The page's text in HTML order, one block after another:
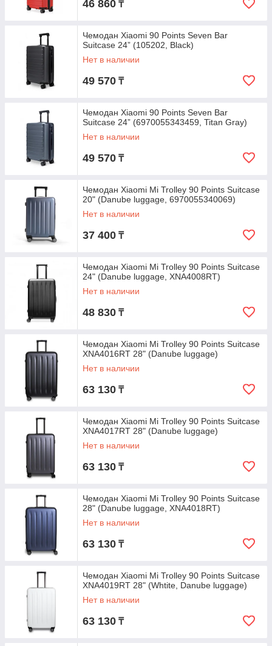
46 860 ₸
Чемодан Xiaomi 90 Points Seven Bar
Suitcase 24” (105202, Black)
Нет в наличии
49 570 ₸
Чемодан Xiaomi 90 Points Seven Bar
Suitcase 24” (6970055343459, Titan Gray)
Нет в наличии
49 570 ₸
Чемодан Xiaomi Mi Trolley 90 Points Suitcase
20" (Danube luggage, 6970055340069)
Нет в наличии
37 400 ₸
Чемодан Xiaomi Mi Trolley 90 Points Suitcase
24" (Danube luggage, XNA4008RT)
Нет в наличии
48 830 ₸
Чемодан Xiaomi Mi Trolley 90 Points Suitcase
XNA4016RT 28" (Danube luggage)
Нет в наличии
63 130 ₸
Чемодан Xiaomi Mi Trolley 90 Points Suitcase
XNA4017RT 28" (Danube luggage)
Нет в наличии
63 130 ₸
Чемодан Xiaomi Mi Trolley 90 Points Suitcase
28" (Danube luggage, XNA4018RT)
Нет в наличии
63 130 ₸
Чемодан Xiaomi Mi Trolley 90 Points Suitcase
XNA4019RT 28" (Whtite, Danube luggage)
Нет в наличии
63 130 ₸